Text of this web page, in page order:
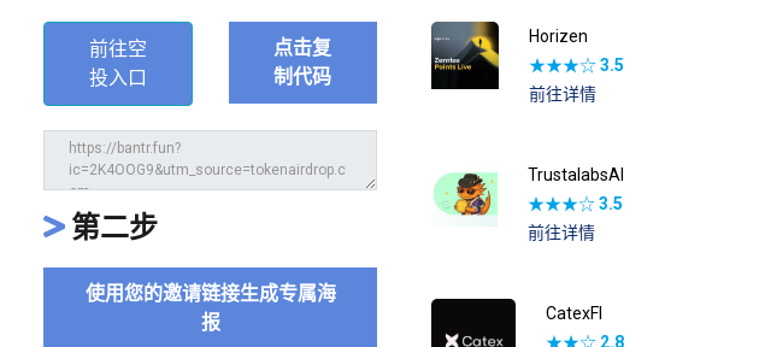
前往空
投入口
点击复
制代码
第二步
使用您的邀请链接生成专属海
报
Horizen
★★★☆3.5
前往详情
TrustalabsAI
★★★☆3.5
前往详情
CatexFI
★★☆ 2.8